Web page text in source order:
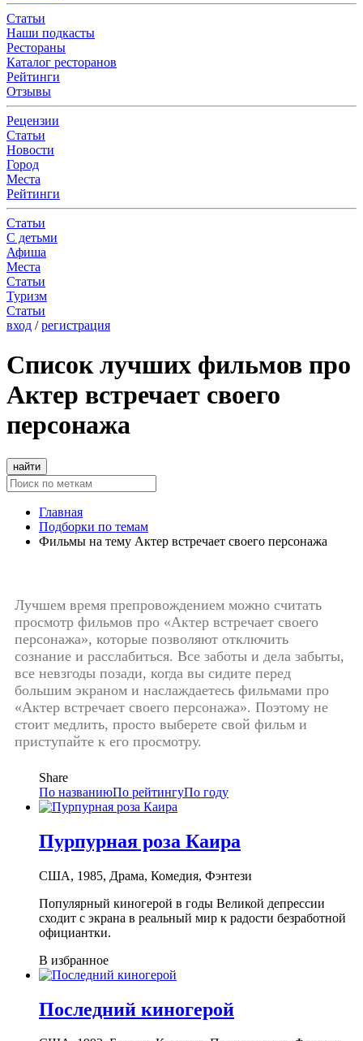
Статьи
Наши подкасты
Рестораны
Каталог ресторанов
Рейтинги
Отзывы
Рецензии
Статьи
Новости
Город
Места
Рейтинги
Статьи
С детьми
Афиша
Места
Статьи
Туризм
Статьи
вход /регистрация
Список лучших фильмов про
Актер встречает своего
персонажа
найти
Главная
Подборки по темам
Фильмы на тему Актер встречает своего персонажа
Лучшем время препровождением можно считать
просмотр фильмов про «Актер встречает своего
персонажа», которые позволяют отключить
сознание и расслабиться. Все заботы и дела забыты,
все невзгоды позади, когда вы сидите перед
большим экраном и наслаждаетесь фильмами про
«Актер встречает своего персонажа». Поэтому не
стоит медлить, просто выберете свой фильм и
приступайте к его просмотру.
Share
По названиюПо рейтингуПо году
Пурпурная роза Каира
США, 1985, Драма, Комедия, Фэнтези
Популярный киногерой в годы Великой депрессии
сходит с экрана в реальный мир к радости безработной
официантки.
В избранное
Последний киногерой